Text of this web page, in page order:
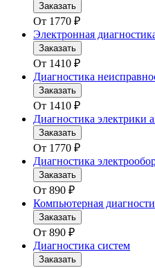
Заказать
От 1770 ₽
Электронная
Заказать
От 1410 ₽
Диагностика
Заказать
От 1410 ₽
Диагностика электрики
Заказать
От 1770 ₽
Диагностика
Заказать
От 890 ₽
Компьютерная
Заказать
От 890 ₽
Диагностика систем
Заказать